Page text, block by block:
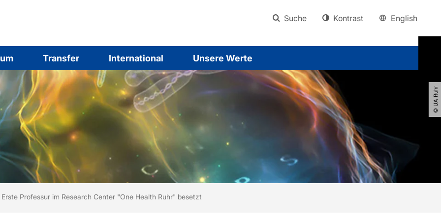
Suche Kontrast English
Transfer International Unsere Werte
© UA Ruhr
hier:
Erste Professur im Research Center "One Health Ruhr" besetzt